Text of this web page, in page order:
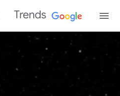
Trends